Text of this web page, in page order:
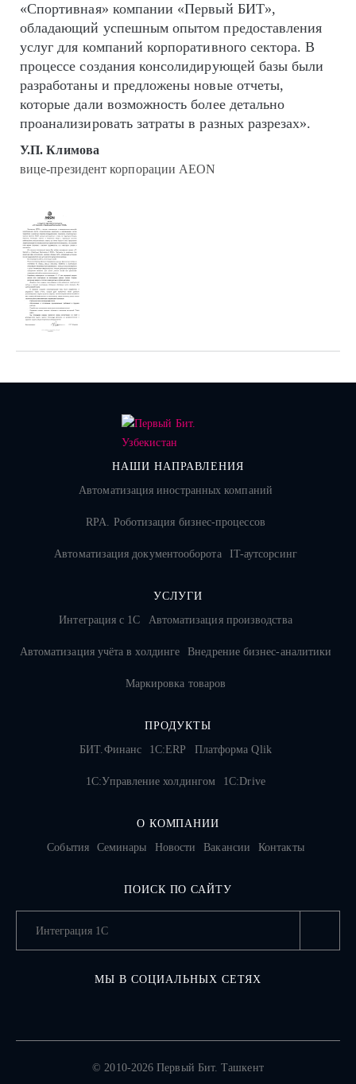
«Спортивная» компании «Первый БИТ»,
обладающий успешным опытом предоставления
услуг для компаний корпоративного сектора. В
процессе создания консолидирующей базы были
разработаны и предложены новые отчеты,
которые дали возможность более детально
проанализировать затраты в разных разрезах».
У.П. Климова
вице-президент корпорации AEON
НАШИ НАПРАВЛЕНИЯ
Автоматизация иностранных компаний
RPA. Роботизация бизнес-процессов
Автоматизация документооборота IT-аутсорсинг
УСЛУГИ
Интеграция с 1С
Автоматизация производства
Автоматизация учёта в холдинге Внедрение бизнес-аналитики
Маркировка товаров
ПРОДУКТЫ
БИТ.Финанс
1С:ERP Платформа Qlik
1С:Управление холдингом 1C:Drive
О КОМПАНИИ
События
Семинары Новости Вакансии Контакты
ПОИСК ПО САЙТУ
МЫ В СОЦИАЛЬНЫХ СЕТЯХ
© 2010-2026 Первый Бит. Ташкент